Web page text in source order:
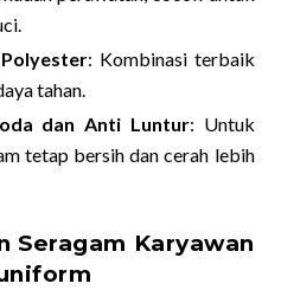
: Kombinasi terbaik
tahan.
dan Anti Luntur: Untuk
tetap bersih dan cerah lebih
Seragam Karyawan